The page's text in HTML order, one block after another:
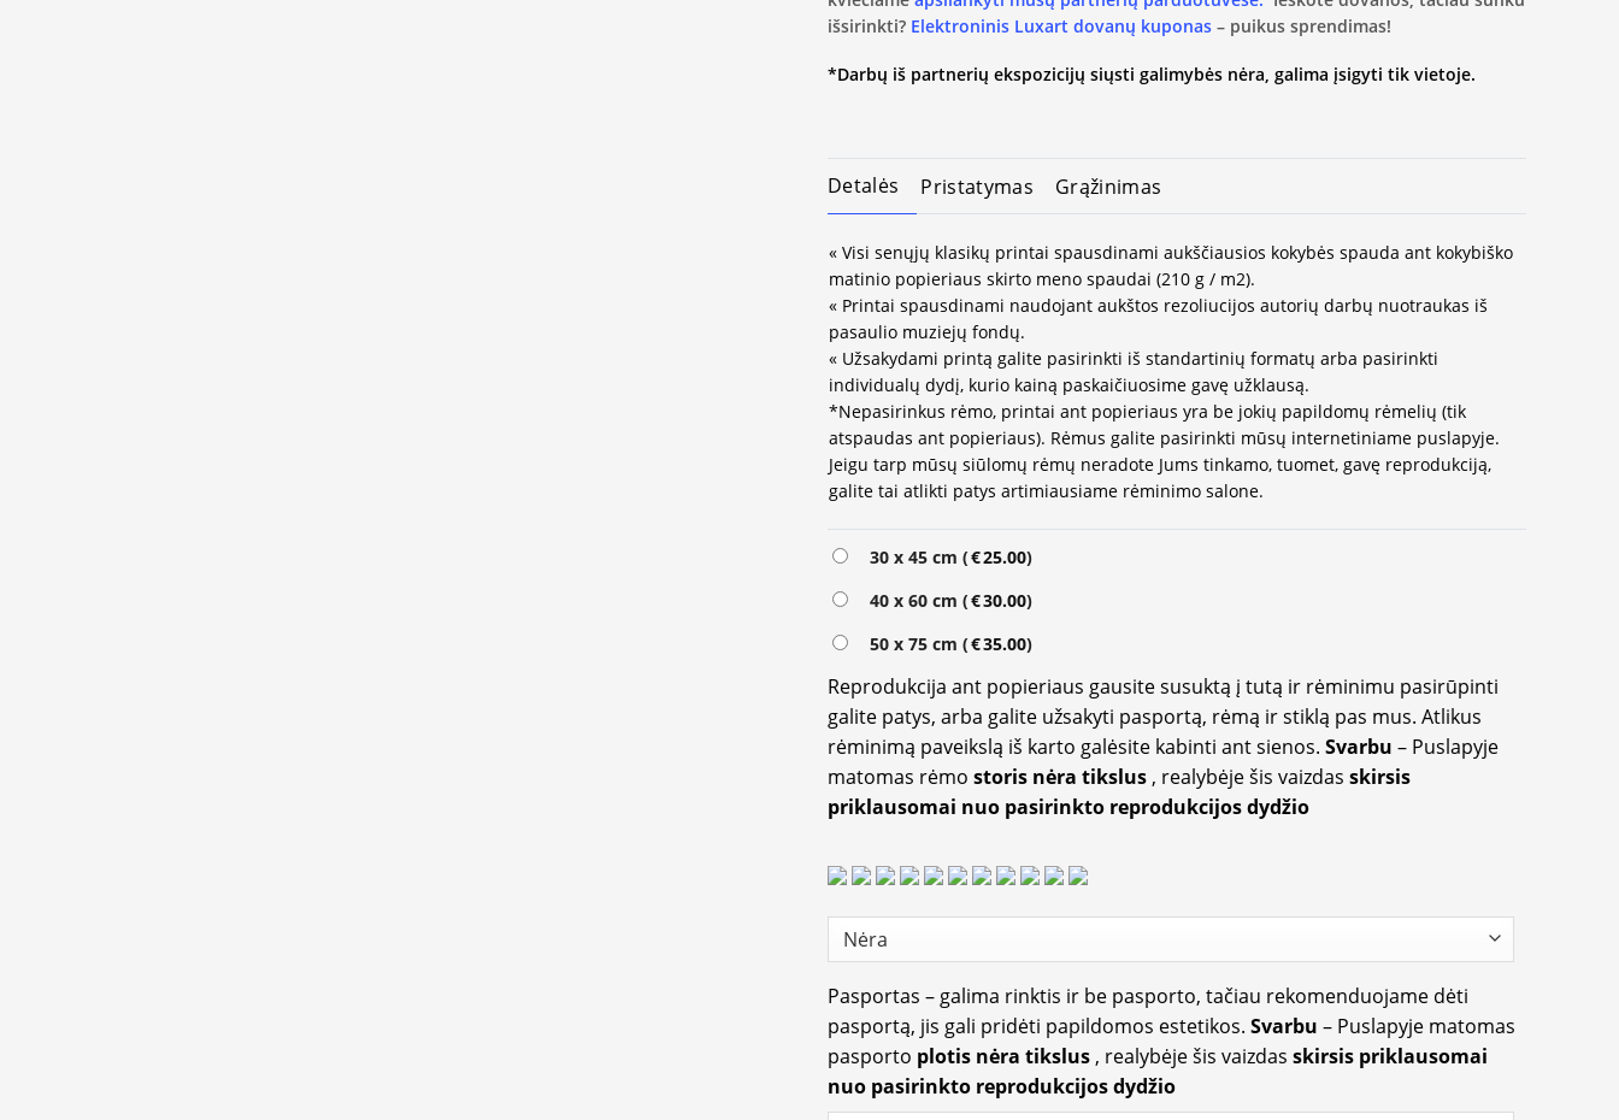
išsirinkti? Elektroninis Luxart dovanų kuponas – puikus sprendimas!
*Darbų iš partnerių ekspozicijų siųsti galimybės nėra, galima įsigyti tik vietoje.
Detalės Pristatymas Grąžinimas
« Visi senųjų klasikų printai spausdinami aukščiausios kokybės spauda ant kokybiško
matinio popieriaus skirto meno spaudai (210 g / m2).
« Printai spausdinami naudojant aukštos rezoliucijos autorių darbų nuotraukas iš
pasaulio muziejų fondų.
« Užsakydami printą galite pasirinkti iš standartinių formatų arba pasirinkti
individualų dydį, kurio kainą paskaičiuosime gavę užklausą.
*Nepasirinkus rėmo, printai ant popieriaus yra be jokių papildomų rėmelių (tik
atspaudas ant popieriaus). Rėmus galite pasirinkti mūsų internetiniame puslapyje.
Jeigu tarp mūsų siūlomų rėmų neradote Jums tinkamo, tuomet, gavę reprodukciją,
galite tai atlikti patys artimiausiame rėminimo salone.
30 x 45 cm (€25.00)
40 x 60 cm (€30.00)
50 x 75 cm (€35.00)
Reprodukcija ant popieriaus gausite susuktą į tutą ir rėminimu pasirūpinti
galite patys, arba galite užsakyti pasportą, rėmą ir stiklą pas mus. Atlikus
rėminimą paveikslą iš karto galėsite kabinti ant sienos. Svarbu – Puslapyje
matomas rėmo storis nėra tikslus , realybėje šis vaizdas skirsis
priklausomai nuo pasirinkto reprodukcijos dydžio
Pasportas – galima rinktis ir be pasporto, tačiau rekomenduojame dėti
pasportą, jis gali pridėti papildomos estetikos. Svarbu – Puslapyje matomas
pasporto plotis nėra tikslus , realybėje šis vaizdas skirsis priklausomai
nuo pasirinkto reprodukcijos dydžio